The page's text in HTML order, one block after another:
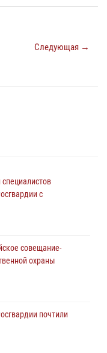
Следующая →
с
совещание-
охраны
почтили